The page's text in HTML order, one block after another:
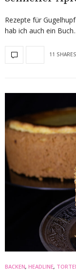
Rezepte für
hab ich auch ein
11 SHARES
BACKEN, HEADLINE,